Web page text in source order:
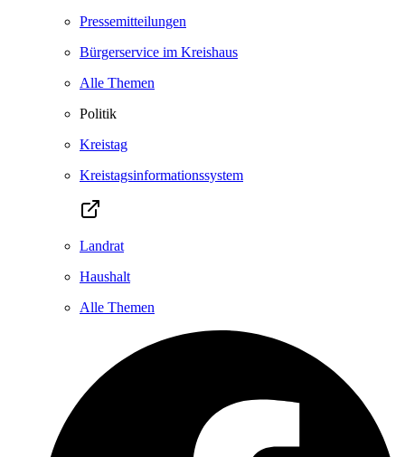
Pressemitteilungen
Bürgerservice im Kreishaus
Alle Themen
Politik
Kreistag
Kreistagsinformationssystem
Landrat
Haushalt
Alle Themen